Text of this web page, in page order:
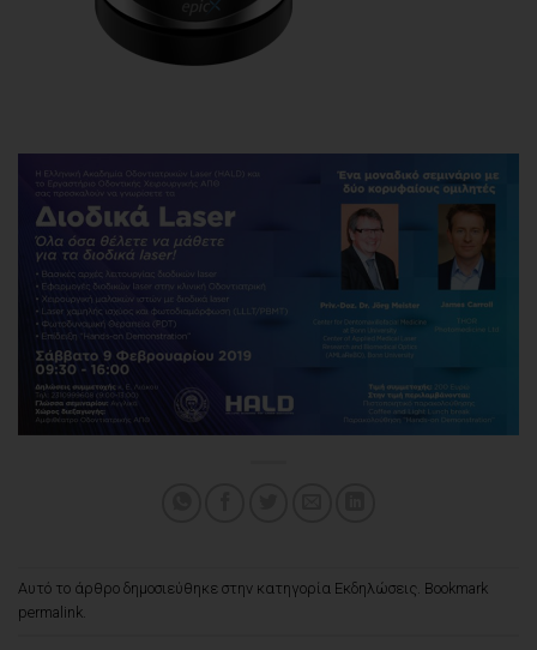
Αυτό το άρθρο δημοσιεύθηκε στην κατηγορία Εκδηλώσεις . Bookmark
permalink